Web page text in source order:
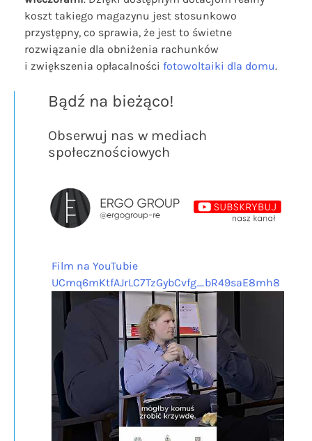
koszt takiego magazynu jest stosunkowo
przystępny, co sprawia, że jest to świetne
rozwiązanie dla obniżenia rachunków
i zwiększenia opłacalności fotowoltaiki dla domu.
Bądź na bieżąco!
Obserwuj nas w mediach
społecznościowych
Film na YouTubie
UCmq6mKtfAJrLC7TzGybCvfg_bR49saE8mh8